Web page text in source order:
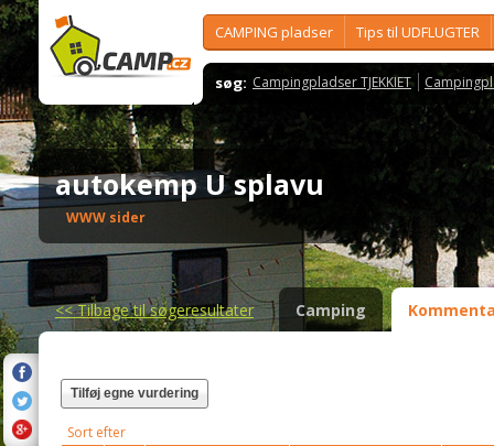
CAMPING pladser Tips til UDFLUGTER
søg: Campingpladser TJEKKIET
autokemp U splavu
WWW sider
<<Tilbage til søgeresultater Camping
Tilføj egne vurdering
Sort efter